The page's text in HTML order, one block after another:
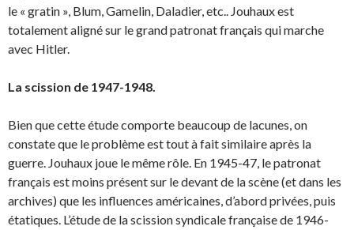
le « gratin », Blum, Gamelin, Daladier, etc.. Jouhaux est
totalement aligné sur le grand patronat français qui marche
avec Hitler.
La scission de 1947-1948.
Bien que cette étude comporte beaucoup de lacunes, on
constate que le problème est tout à fait similaire après la
guerre. Jouhaux joue le même rôle. En 1945-47, le patronat
français est moins présent sur le devant de la scène (et dans les
archives) que les influences américaines, d’abord privées, puis
étatiques. L’étude de la scission syndicale française de 1946-